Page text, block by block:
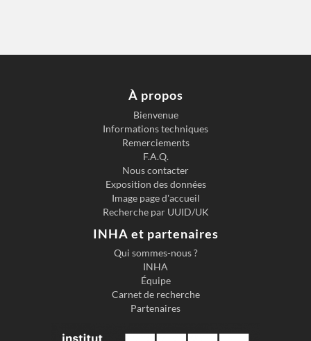
À propos
Bienvenue
Informations techniques
Remerciements
F.A.Q.
Nous contacter
Exposition des données
Image page d'accueil
Recherche par UUID/UK
INHA et partenaires
Qui sommes-nous ?
INHA
Équipe
Carnet de recherche
Partenaires